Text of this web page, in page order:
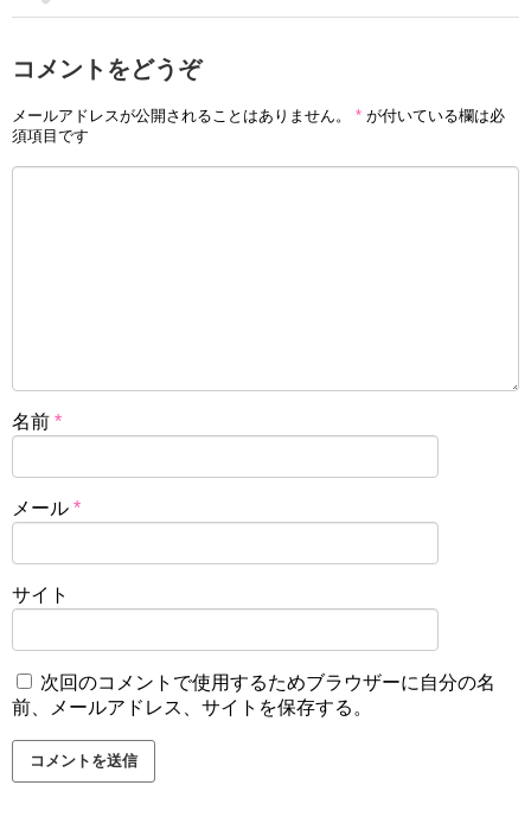
コメントをどうぞ
メールアドレスが公開されることはありません。 * が付いている欄は必
須項目です
名前 *
メール *
サイト
次回のコメントで使用するためブラウザーに自分の名
前、メールアドレス、サイトを保存する。